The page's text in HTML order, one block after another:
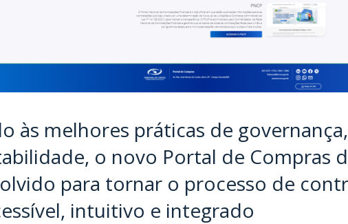
às melhores práticas de
o novo Portal de Compras
para tornar o processo de
intuitivo e integrado